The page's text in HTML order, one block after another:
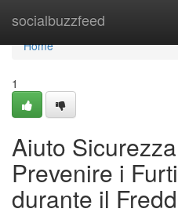
socialbuzzfeed
Home
Home
1
Aiuto
Prevenire i
durante il